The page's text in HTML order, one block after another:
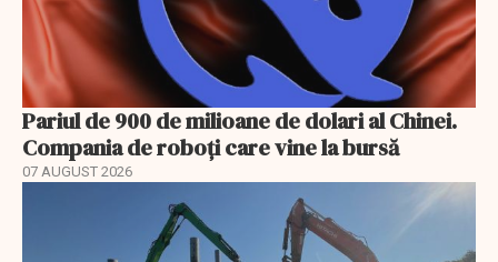
Pariul de 900 de milioane de dolari al Chinei.
Compania de roboți care vine la bursă
07 AUGUST 2026